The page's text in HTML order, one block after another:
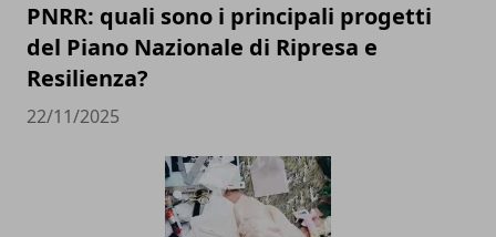
PNRR: quali sono i principali progetti
del Piano Nazionale di Ripresa e
Resilienza?
22/11/2025